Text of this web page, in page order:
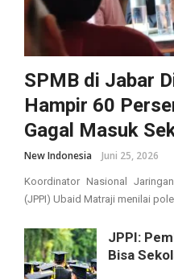
SPMB di Jabar
Hampir 60
Gagal Masuk
New Indonesia Juni 25, 2026
Koordinator Nasional
(JPPI) Ubaid Matraji menilai
JPPI:
Bisa